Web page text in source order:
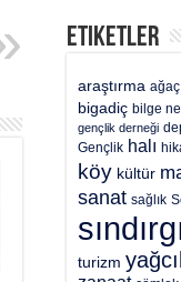
Etiketler
araştırma ağaç
bigadiç bilge
gençlik derneği
Gençlik halı
köy kültür
sanat sağlık
turizm